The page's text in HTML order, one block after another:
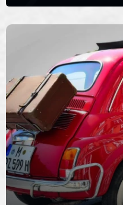
Matriculación de
Gestionamos la
las placas de tu vehículo de